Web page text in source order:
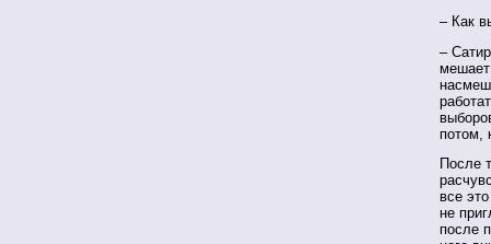
– Как
–
потом,
После
все
не
после